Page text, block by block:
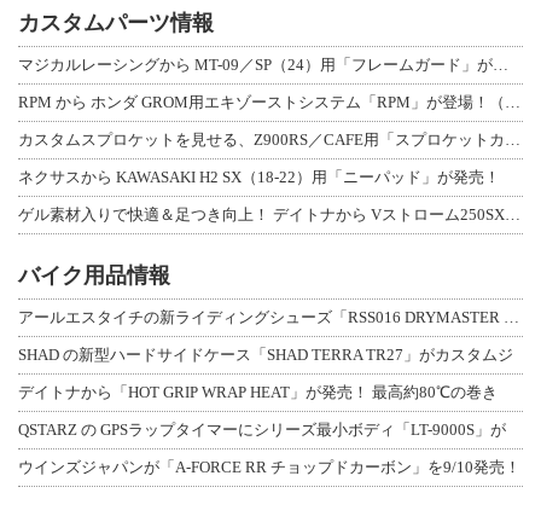
カスタムパーツ情報
マジカルレーシングから MT-09／SP（24）用「フレームガード」が登場！
RPM から ホンダ GROM用エキゾーストシステム「RPM」が登場！（動画あり
カスタムスプロケットを見せる、Z900RS／CAFE用「スプロケットカバーフルキ
ネクサスから KAWASAKI H2 SX（18-22）用「ニーパッド」が発売！
ゲル素材入りで快適＆足つき向上！ デイトナから Vストローム250SX用「快適ロ
バイク用品情報
アールエスタイチの新ライディングシューズ「RSS016 DRYMASTER スト
SHAD の新型ハードサイドケース「SHAD TERRA TR27」がカスタムジ
デイトナから「HOT GRIP WRAP HEAT」が発売！ 最高約80℃の巻き
QSTARZ の GPSラップタイマーにシリーズ最小ボディ「LT-9000S」が
ウインズジャパンが「A-FORCE RR チョップドカーボン」を9/10発売！